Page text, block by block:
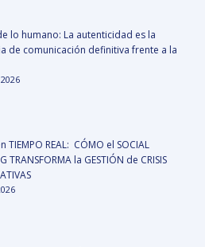
lo humano: La autenticidad es la
de comunicación definitiva frente a la
TIEMPO REAL: CÓMO el SOCIAL
TRANSFORMA la GESTIÓN de CRISIS